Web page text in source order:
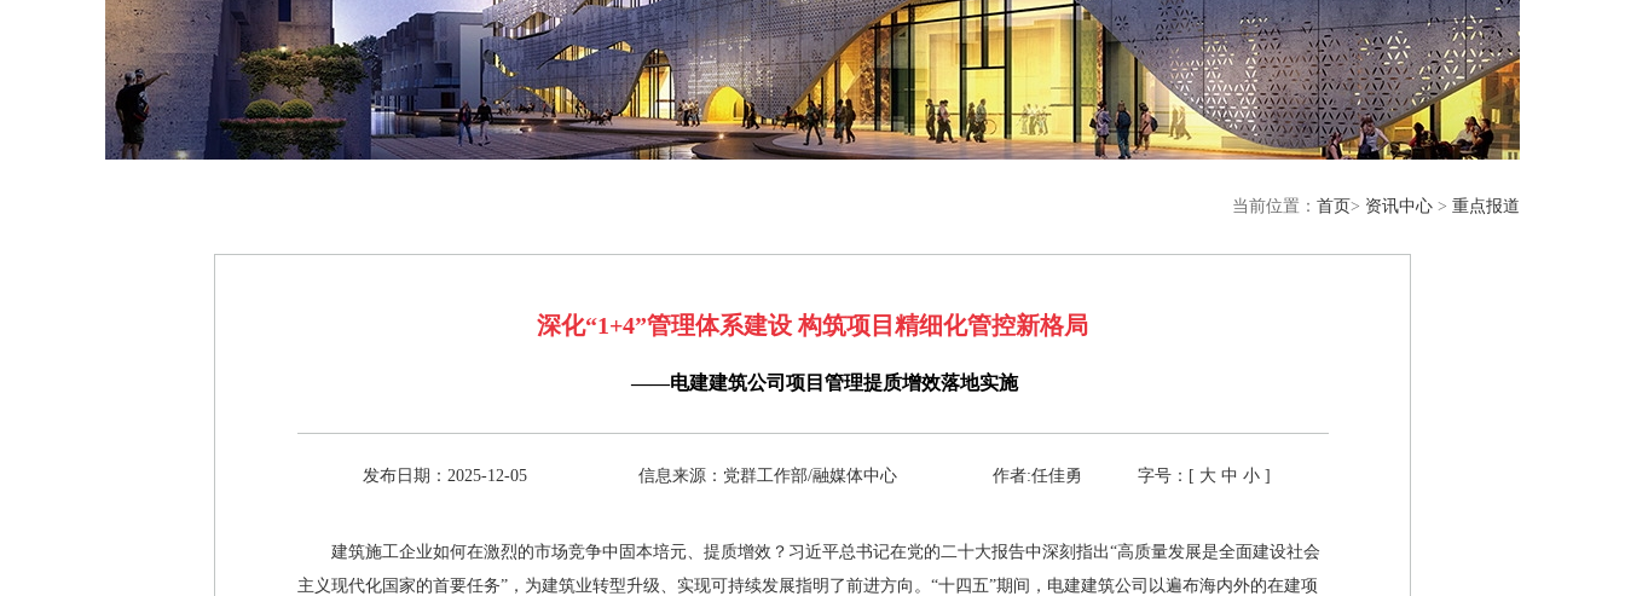
当前位置： 首页> 资讯中心 > 重点报道
深化“1+4”管理体系建设 构筑项目精细化管控新格局
——电建建筑公司项目管理提质增效落地实施
发布日期：2025-12-05 信息来源：党群工作部/融媒体中心 作者:任佳勇 字号：[ 大 中 小 ]
建筑施工企业如何在激烈的市场竞争中固本培元、提质增效？习近平总书记在党的二十大报告中深刻指出“高质量发展是全面建设社会
主义现代化国家的首要任务”，为建筑业转型升级、实现可持续发展指明了前进方向。“十四五”期间，电建建筑公司以遍布海内外的在建项